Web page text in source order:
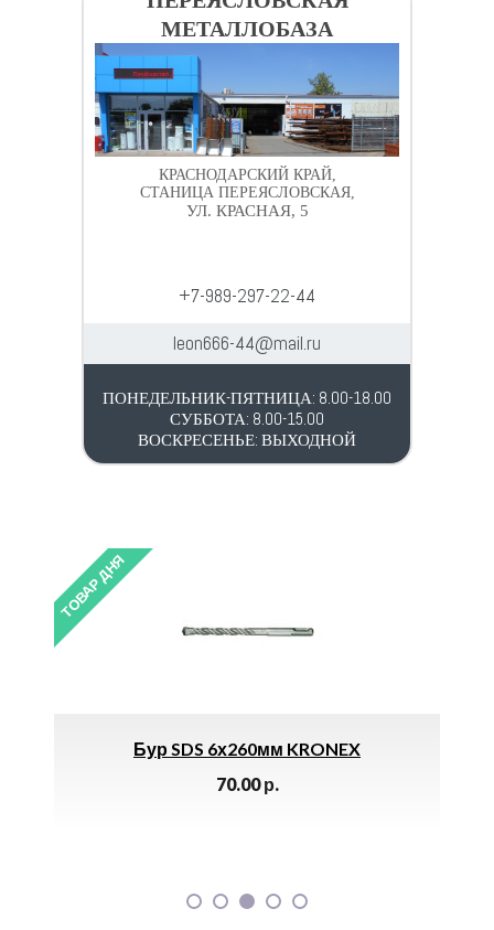
МЕТАЛЛОБАЗА
КРАСНОДАРСКИЙ КРАЙ,
СТАНИЦА ПЕРЕЯСЛОВСКАЯ,
УЛ. КРАСНАЯ, 5
+7-989-297-22-44
leon666-44@mail.ru
ПОНЕДЕЛЬНИК-ПЯТНИЦА: 8.00-18.00
СУББОТА: 8.00-15.00
ВОСКРЕСЕНЬЕ: ВЫХОДНОЙ
ДНЯ
Бур SDS 6х260мм KRONEX